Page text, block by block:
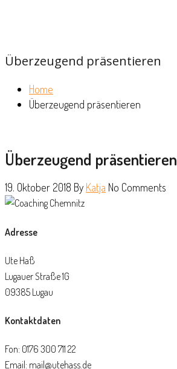
Überzeugend präsentieren
Home
Überzeugend präsentieren
Überzeugend präsentieren
19. Oktober 2018 By Katja No Comments
Adresse
Ute Haß
Lugauer Straße 1G
09385 Lugau
Kontaktdaten
Fon: 0176 300 711 22
Email: mail@utehass.de